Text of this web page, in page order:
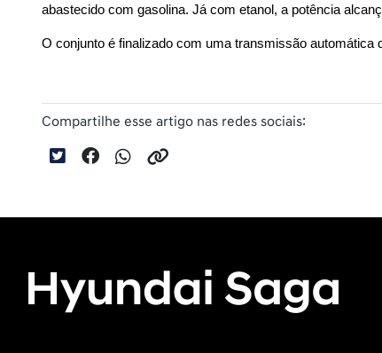
abastecido com gasolina. Já com etanol, a potência
O conjunto é finalizado com uma transmissão automática
Compartilhe esse artigo nas redes sociais: